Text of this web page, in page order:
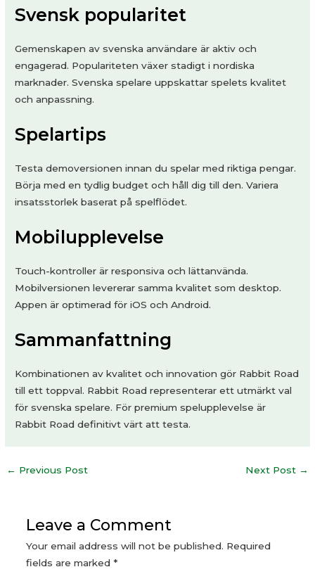
Svensk popularitet
Gemenskapen av svenska användare är aktiv och
engagerad. Populariteten växer stadigt i nordiska
marknader. Svenska spelare uppskattar spelets kvalitet
och anpassning.
Spelartips
Testa demoversionen innan du spelar med riktiga pengar.
Börja med en tydlig budget och håll dig till den. Variera
insatsstorlek baserat på spelflödet.
Mobilupplevelse
Touch-kontroller är responsiva och lättanvända.
Mobilversionen levererar samma kvalitet som desktop.
Appen är optimerad för iOS och Android.
Sammanfattning
Kombinationen av kvalitet och innovation gör Rabbit Road
till ett toppval. Rabbit Road representerar ett utmärkt val
för svenska spelare. För premium spelupplevelse är
Rabbit Road definitivt värt att testa.
Post
← Previous Post Next Post →
Leave a Comment
Your email address will not be published. Required
fields are marked *